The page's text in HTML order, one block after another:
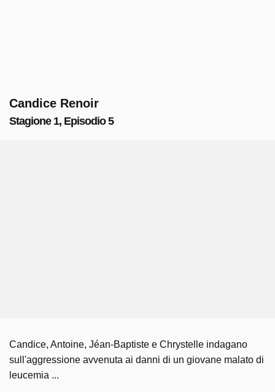
Candice Renoir
Stagione 1, Episodio 5
Candice, Antoine, Jéan-Baptiste e Chrystelle indagano
sull'aggressione avvenuta ai danni di un giovane malato di
leucemia ...